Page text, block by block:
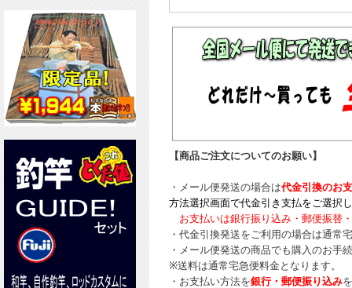
【商品ご注文についてのお願い】
・メール便発送の場合は代金引換のお
方法選択画面で代金引き支払をご選択
お支払いは銀行振り込み・郵便振替
・代金引換発送をご利用の場合は通常
・メール便発送の商品でも購入のお手
※送料は通常宅急便料金となります。
・お支払い方法を銀行・郵便振り込み